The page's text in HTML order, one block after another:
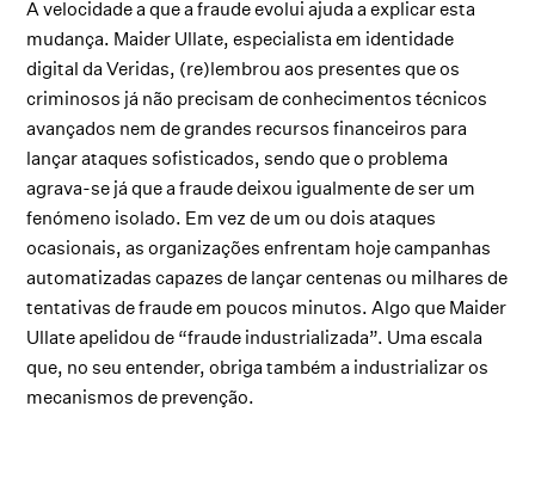
A velocidade a que a fraude evolui ajuda a explicar esta
mudança. Maider Ullate, especialista em identidade
digital da Veridas, (re)lembrou aos presentes que os
criminosos já não precisam de conhecimentos técnicos
avançados nem de grandes recursos financeiros para
lançar ataques sofisticados, sendo que o problema
agrava-se já que a fraude deixou igualmente de ser um
fenómeno isolado. Em vez de um ou dois ataques
ocasionais, as organizações enfrentam hoje campanhas
automatizadas capazes de lançar centenas ou milhares de
tentativas de fraude em poucos minutos. Algo que Maider
Ullate apelidou de “fraude industrializada”. Uma escala
que, no seu entender, obriga também a industrializar os
mecanismos de prevenção.